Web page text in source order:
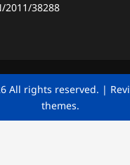
2011/38288
All rights reserved. |
themes.